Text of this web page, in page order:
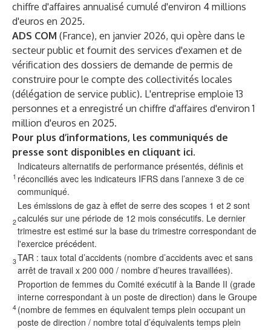
chiffre d'affaires annualisé cumulé d'environ 4 millions
d'euros en 2025.
ADS COM (France), en janvier 2026, qui opère dans le
secteur public et fournit des services d'examen et de
vérification des dossiers de demande de permis de
construire pour le compte des collectivités locales
(délégation de service public). L'entreprise emploie 13
personnes et a enregistré un chiffre d'affaires d'environ 1
million d'euros en 2025.
Pour plus d’informations, les communiqués de
presse sont disponibles en cliquant ici.
1
Indicateurs alternatifs de performance présentés, définis et
réconciliés avec les indicateurs IFRS dans l’annexe 3 de ce
communiqué.
2
Les émissions de gaz à effet de serre des scopes 1 et 2 sont
calculés sur une période de 12 mois consécutifs. Le dernier
trimestre est estimé sur la base du trimestre correspondant de
l'exercice précédent.
3TAR : taux total d’accidents (nombre d’accidents avec et sans
arrêt de travail x 200 000 / nombre d’heures travaillées).
4
Proportion de femmes du Comité exécutif à la Bande II (grade
interne correspondant à un poste de direction) dans le Groupe
(nombre de femmes en équivalent temps plein occupant un
poste de direction / nombre total d’équivalents temps plein